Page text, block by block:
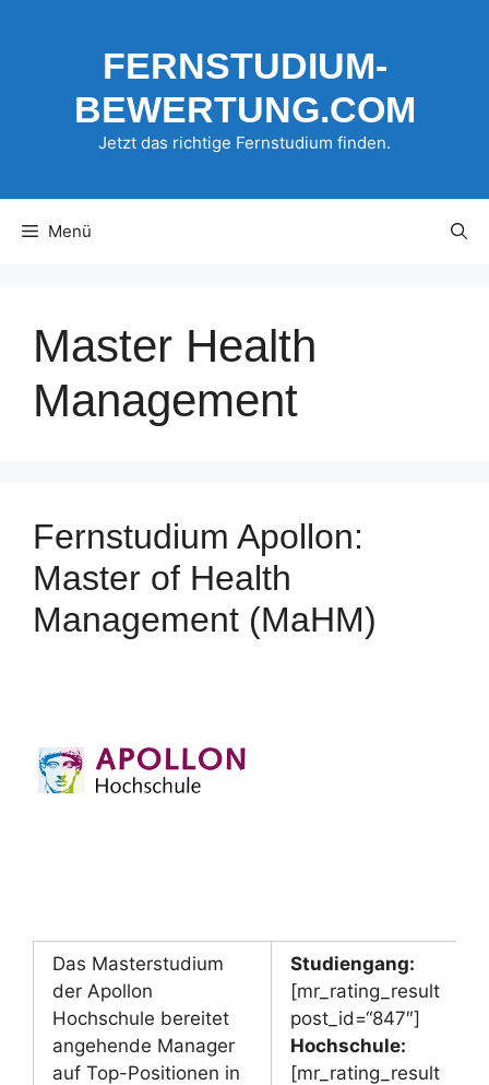
FERNSTUDIUM-
BEWERTUNG.COM
Jetzt das richtige Fernstudium finden.
Menü
Master Health
Management
Fernstudium Apollon:
Master of Health
Management (MaHM)
Das Masterstudium
der Apollon
Hochschule bereitet
angehende Manager
auf Top-Positionen in
Studiengang:
[mr_rating_result
post_id=“847″]
Hochschule:
[mr_rating_result